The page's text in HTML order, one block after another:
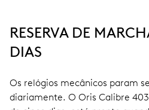
RESERVA DE
DIAS
Os relógios mecânicos param
diariamente. O Oris Calibre